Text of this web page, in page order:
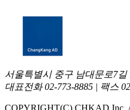
서울특별시 중구 남대문로7길
대표전화 02-773-8885 | 팩스
COPYRIGHT(C) CHKAD Inc.